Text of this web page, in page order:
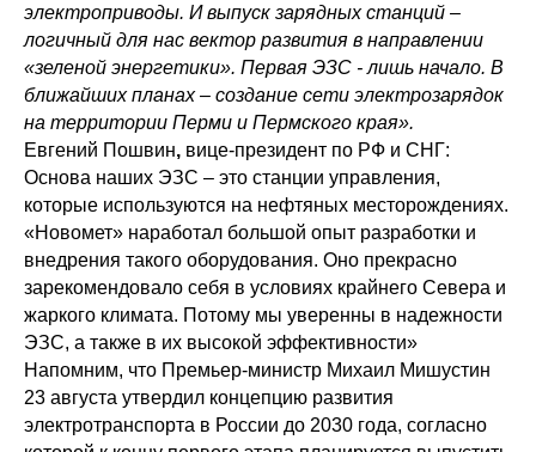
электроприводы. И выпуск зарядных станций –
логичный для нас вектор развития в направлении
«зеленой энергетики». Первая ЭЗС - лишь начало. В
ближайших планах – создание сети электрозарядок
на территории Перми и Пермского края».
Евгений Пошвин, вице-президент по РФ и СНГ:
Основа наших ЭЗС – это станции управления,
которые используются на нефтяных месторождениях.
«Новомет» наработал большой опыт разработки и
внедрения такого оборудования. Оно прекрасно
зарекомендовало себя в условиях крайнего Севера и
жаркого климата. Потому мы уверенны в надежности
ЭЗС, а также в их высокой эффективности»
Напомним, что Премьер-министр Михаил Мишустин
23 августа утвердил концепцию развития
электротранспорта в России до 2030 года, согласно